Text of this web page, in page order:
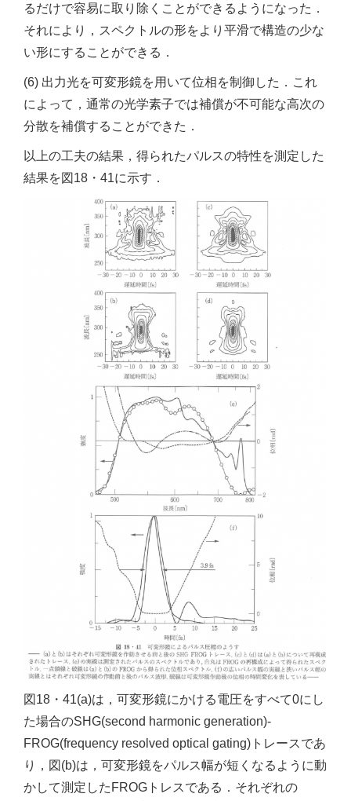
るだけで容易に取り除くことができるようになった．
それにより，スペクトルの形をより平滑で構造の少な
い形にすることができる．
(6) 出力光を可変形鏡を用いて位相を制御した．これ
によって，通常の光学素子では補償が不可能な高次の
分散を補償することができた．
以上の工夫の結果，得られたパルスの特性を測定した
結果を図18・41に示す．
図18・41(a)は，可変形鏡にかける電圧をすべて0にし
た場合のSHG(second harmonic generation)-
FROG(frequency resolved optical gating)トレースであ
り，図(b)は，可変形鏡をパルス幅が短くなるように動
かして測定したFROGトレスである．それぞれの